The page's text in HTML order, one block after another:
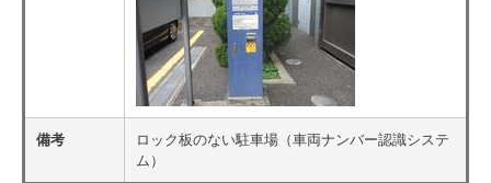
備考
ロック板のない駐車場（車両ナンバー認識システ
ム）